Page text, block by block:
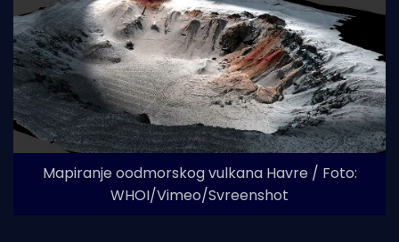
Mapiranje oodmorskog vulkana Havre / Foto:
WHOI/Vimeo/Svreenshot